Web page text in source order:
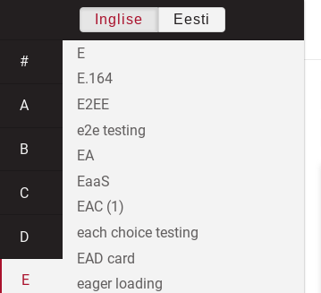
Inglise Eesti
#
A
B
C
D
E
E
E.164
E2EE
e2e testing
EA
EaaS
EAC (1)
each choice testing
EAD card
eager loading